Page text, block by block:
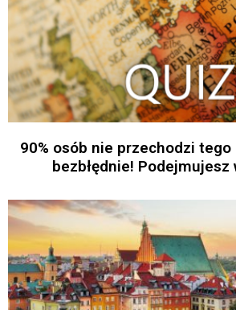
90% osób nie przechodzi
bezbłędnie! Podejmujesz